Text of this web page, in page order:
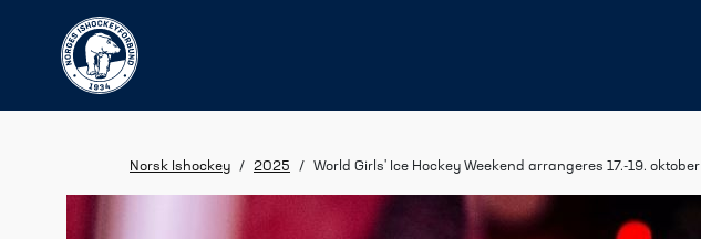
Norsk Ishockey / 2025 / World Girls' Ice Hockey Weekend arrangeres 17.-19. oktober